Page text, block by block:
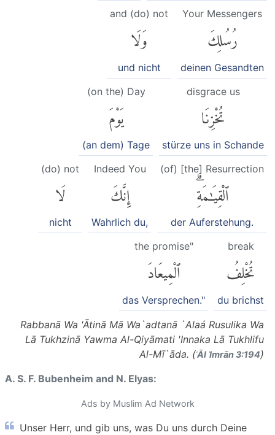
Your Messengers
رُسُلِكَ
deinen Gesandten
and (do) not
وَلَا
und nicht
disgrace us
تُخْزِنَا
stürze uns in Schande
(on the) Day
يَوْمَ
(an dem) Tage
(of) [the] Resurrection
ٱلْقِيَٰمَةِۗ
der Auferstehung.
Indeed You
إِنَّكَ
Wahrlich du,
(do) not
لَا
nicht
break
تُخْلِفُ
du brichst
the promise"
ٱلْمِيعَادَ
das Versprechen."
Rabbanā Wa 'Ātinā Mā Wa`adtanā `Alaá Rusulika Wa
Lā Tukhzinā Yawma Al-Qiyāmati 'Innaka Lā Tukhlifu
Al-Mī`āda. (ʾĀl ʿImrān 3:194)
A. S. F. Bubenheim and N. Elyas:
Ads by Muslim Ad Network
Unser Herr, und gib uns, was Du uns durch Deine